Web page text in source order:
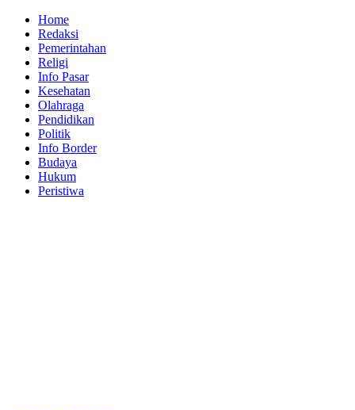
Home
Redaksi
Pemerintahan
Religi
Info Pasar
Kesehatan
Olahraga
Pendidikan
Politik
Info Border
Budaya
Hukum
Peristiwa